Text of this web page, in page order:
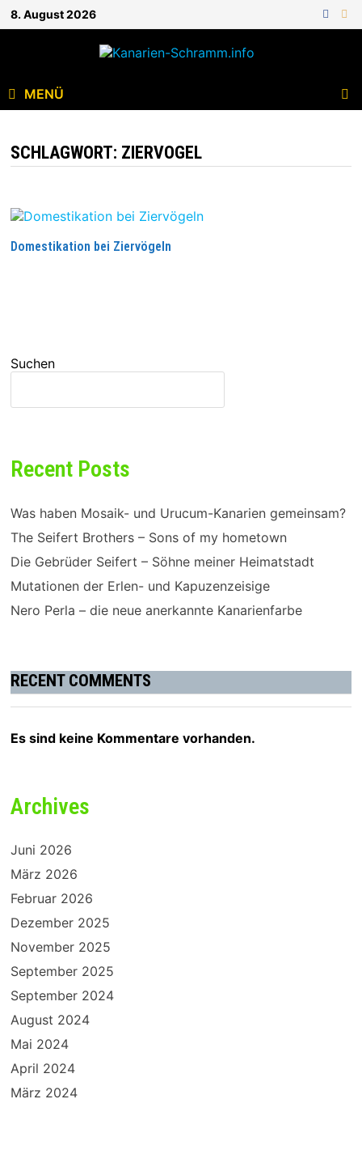
8. August 2026
MENÜ
SCHLAGWORT: ZIERVOGEL
Domestikation bei Ziervögeln
Suchen
Recent Posts
Was haben Mosaik- und Urucum-Kanarien gemeinsam?
The Seifert Brothers – Sons of my hometown
Die Gebrüder Seifert – Söhne meiner Heimatstadt
Mutationen der Erlen- und Kapuzenzeisige
Nero Perla – die neue anerkannte Kanarienfarbe
RECENT COMMENTS
Es sind keine Kommentare vorhanden.
Archives
Juni 2026
März 2026
Februar 2026
Dezember 2025
November 2025
September 2025
September 2024
August 2024
Mai 2024
April 2024
März 2024